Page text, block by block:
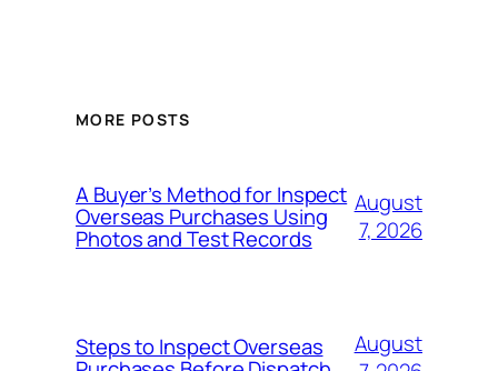
MORE POSTS
A Buyer’s Method for Inspect
Overseas Purchases Using
Photos and Test Records
August
7, 2026
Steps to Inspect Overseas
August